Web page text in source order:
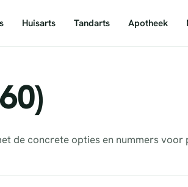
Huisarts Tandarts Apotheek
de concrete opties en nummers voor